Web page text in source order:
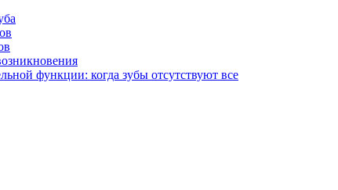
функции: когда зубы отсутствуют все